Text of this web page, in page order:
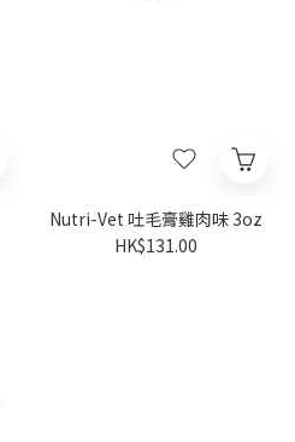
Nutri-Vet 吐毛膏雞肉味 3oz
HK$131.00